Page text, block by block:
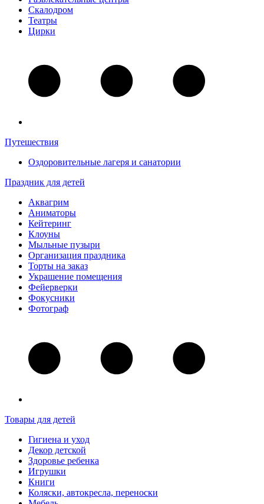
Скалодром
Театры
Цирки
Путешествия
Оздоровительные лагеря и санатории
Праздник для детей
Аквагрим
Аниматоры
Кейтеринг
Клоуны
Мыльные пузыри
Организация праздника
Торты на заказ
Украшение помещения
Фейерверки
Фокусники
Фотограф
Товары для детей
Гигиена и уход
Декор детской
Здоровье ребенка
Игрушки
Книги
Коляски, автокресла, переноски